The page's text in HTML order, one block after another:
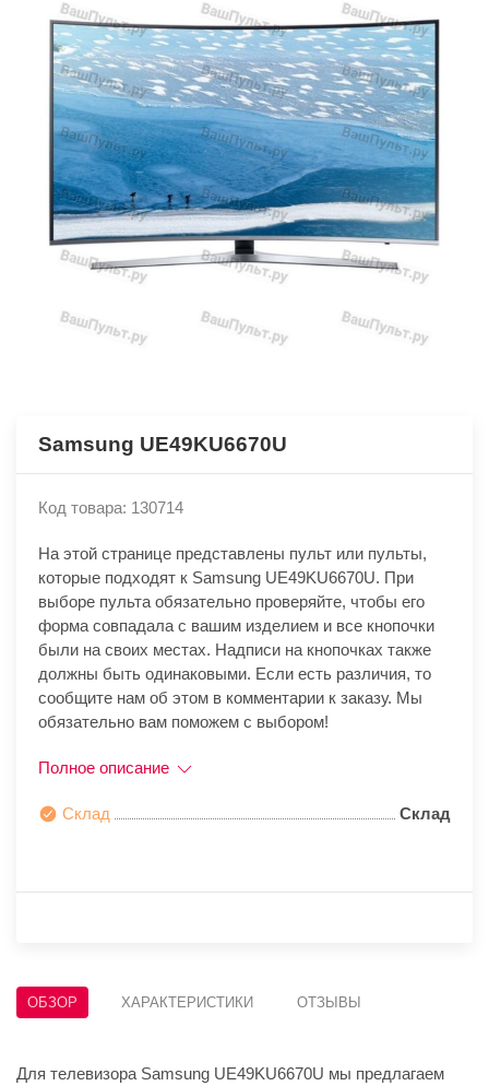
Samsung UE49KU6670U
Код товара: 130714
На этой странице представлены пульт или пульты,
которые подходят к Samsung UE49KU6670U. При
выборе пульта обязательно проверяйте, чтобы его
форма совпадала с вашим изделием и все кнопочки
были на своих местах. Надписи на кнопочках также
должны быть одинаковыми. Если есть различия, то
сообщите нам об этом в комментарии к заказу. Мы
обязательно вам поможем с выбором!
Полное описание
Склад Склад
ОБЗОР ХАРАКТЕРИСТИКИ ОТЗЫВЫ
Для телевизора Samsung UE49KU6670U мы предлагаем